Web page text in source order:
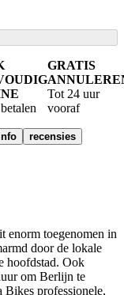
GRATIS
Tot 24 uur
vooraf
recensies
enorm toegenomen in
door de lokale
hoofdstad. Ook
om Berlijn te
Bikes professionele,